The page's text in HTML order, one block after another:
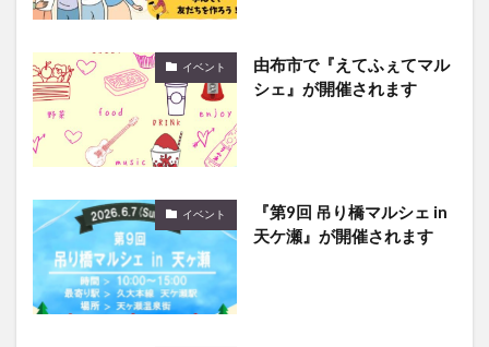
イベント
由布市で『えてふぇてマル
シェ』が開催されます
イベント
『第9回 吊り橋マルシェ in
天ケ瀬』が開催されます